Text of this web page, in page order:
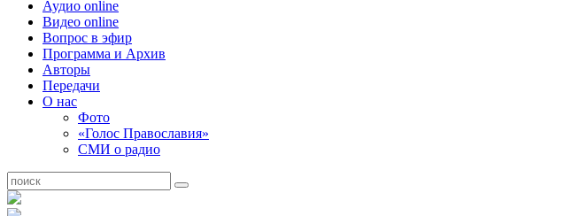
Аудио online
Видео online
Вопрос в эфир
Программа и Архив
Авторы
Передачи
О нас
Фото
«Голос Православия»
СМИ о радио